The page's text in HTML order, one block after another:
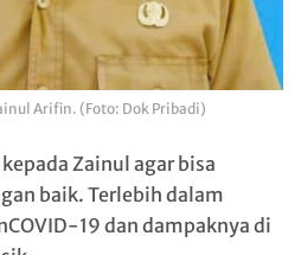
Arifin. (Foto: Dok Pribadi)
Zainul agar bisa
baik. Terlebih dalam
19 dan dampaknya di